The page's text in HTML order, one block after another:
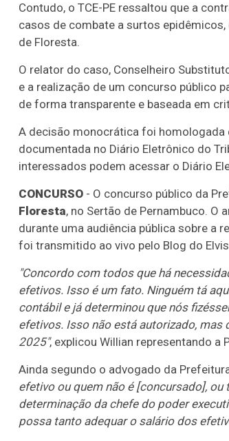
Contudo, o TCE-PE ressaltou que a
casos de combate a surtos
de Floresta.
O relator do caso, Conselheiro
e a realização de um concurso público
de forma transparente e baseada em
A decisão monocrática foi homologada
documentada no Diário Eletrônico do
interessados podem acessar o Diário
CONCURSO - O concurso público da
Floresta, no Sertão de Pernambuco.
durante uma audiência pública sobre a
foi transmitido ao vivo pelo Blog do
"Concordo com todos que há
efetivos. Isso é um fato. Ninguém tá
contábil e já determinou que nós
efetivos. Isso não está autorizado,
2025", explicou Willian representando a
Ainda segundo o advogado da
efetivo ou quem não é [concursado],
determinação da chefe do poder
possa tanto adequar o salário dos